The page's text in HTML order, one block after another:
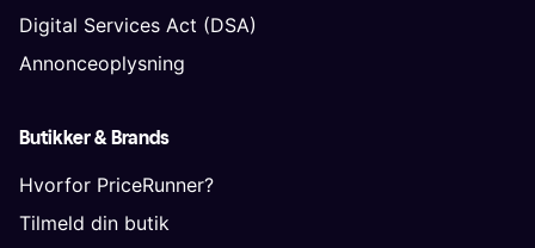
Digital Services Act (DSA)
Annonceoplysning
Butikker & Brands
Hvorfor PriceRunner?
Tilmeld din butik